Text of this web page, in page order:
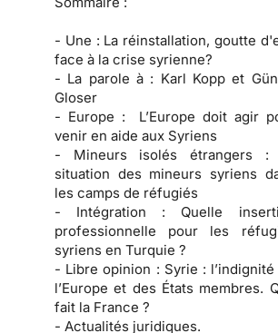
- Une : La réinstallation, goutte
face à la crise syrienne?
- La parole à : Karl Kopp et
Gloser
- Europe : L’Europe doit agir
venir en aide aux Syriens
- Mineurs isolés étrangers :
situation des mineurs syriens
les camps de réfugiés
- Intégration : Quelle
professionnelle pour les
syriens en Turquie ?
- Libre opinion : Syrie :
l’Europe et des États membres.
fait la France ?
- Actualités juridiques.